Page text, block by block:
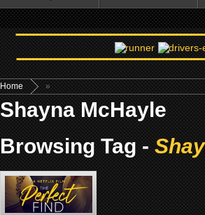
Home »
Shayna McHayle
Browsing Tag -